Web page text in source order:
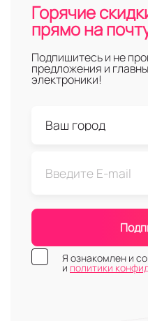
Горячие
прямо на
Подпишитесь и не
предложения и
электроники!
Я ознакомлен и
и политики